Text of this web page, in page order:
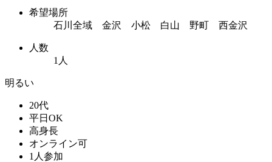
希望場所
石川全域 金沢 小松 白山 野町 西金沢
人数
1人
明るい
20代
平日OK
高身長
オンライン可
1人参加